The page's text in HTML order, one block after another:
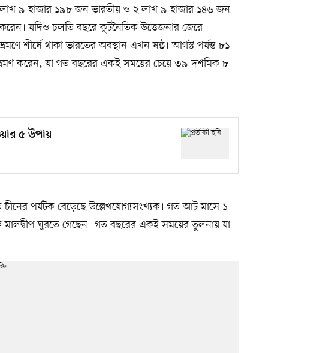
লাখ ৯ হাজার ১৯৮ জন ভারতীয় ও ২ লাখ ৯ হাজার ১৪৬ জন
যদিও চলতি বছরে কূটনৈতিক উত্তেজনার জেরে
শীর্ষে থাকা ভারতের অবস্থান এখন ষষ্ঠ। আগস্ট পর্যন্ত ৮১
করেন, যা গত বছরের একই সময়ের চেয়ে ৩৯ দশমিক ৮
৫ উপায়
চীনের পর্যটক বেড়েছে উল্লেখযোগ্যসংখ্যক। গত আট মাসে ১
ঘুরতে গেছেন। গত বছরের একই সময়ের তুলনায় যা